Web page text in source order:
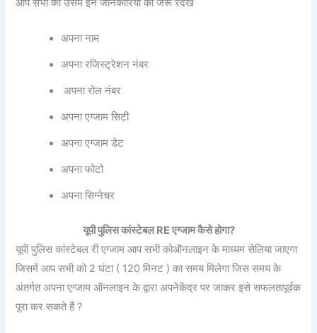
अपना नाम
अपना रजिस्ट्रेशन नंबर
अपना रोल नंबर
अपना एग्जाम सिटी
अपना एग्जाम डेट
अपना फोटो
अपना सिग्नेचर
यूपी पुलिस कांस्टेबल RE एग्जाम कैसे होगा?
यूपी पुलिस कांस्टेबल री एग्जाम आप सभी कोऑनलाइन के माध्यम सेलिया जाएगा
जिसमें आप सभी को 2 घंटा ( 120 मिनट ) का समय मिलेगा जिस समय के
अंतर्गत अपना एग्जाम ऑनलाइन के द्वारा अपनेकेंद्र पर जाकर इसे सफलतापूर्वक
पूरा कर सकते हैं ?